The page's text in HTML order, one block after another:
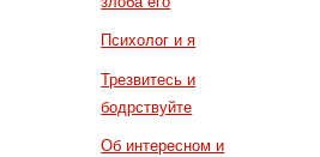
Психолог и я
Трезвитесь и
бодрствуйте
Об интересном и